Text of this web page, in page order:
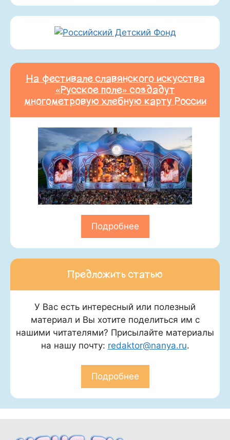
На фестивале славянского искусства
«Русское поле» создадут
многометровую хлебную карту России
Подробнее
Предложить статью
У Вас есть интересный или полезный
материал и Вы хотите поделиться им с
нашими читателями? Присылайте материалы
на нашу почту: redaktor@nanya.ru.
Подробнее